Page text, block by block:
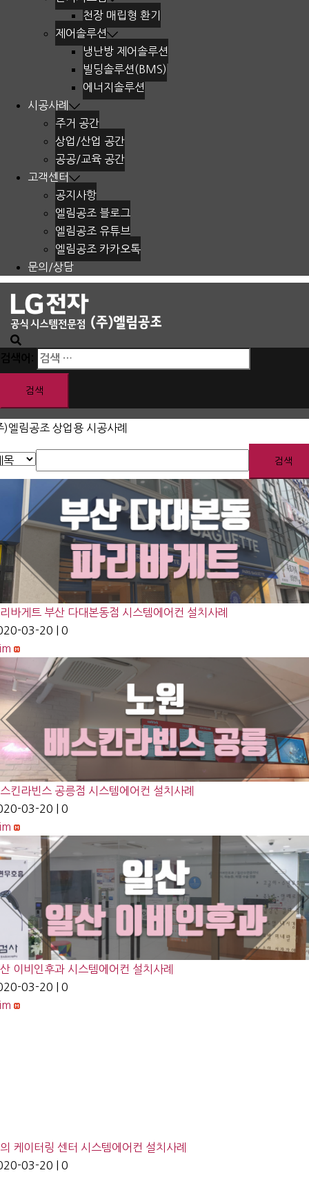
천장 매립형 환기
제어솔루션
냉난방 제어솔루션
빌딩솔루션(BMS)
에너지솔루션
시공사례
주거 공간
상업/산업 공간
공공/교육 공간
고객센터
공지사항
엘림공조 블로그
엘림공조 유튜브
엘림공조 카카오톡
문의/상담
)엘림공조 상업용 시공사례
검색
바게트 부산 다대본동점 시스템에어컨 설치사례
03-20
0
킨라빈스 공릉점 시스템에어컨 설치사례
03-20
0
이비인후과 시스템에어컨 설치사례
03-20
0
케이터링 센터 시스템에어컨 설치사례
03-20
0